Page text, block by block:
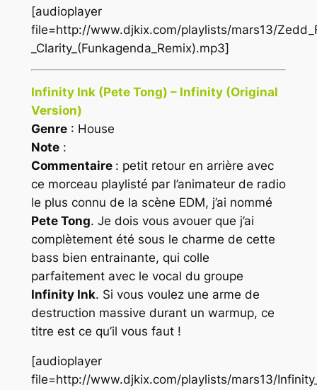
[audioplayer
file=http://www.djkix.com/playlists/mars13/
_Clarity_(Funkagenda_Remix).mp3]
Infinity Ink (Pete Tong) – Infinity (Original
Version)
Genre: House
Note:
Commentaire : petit retour en arrière avec
ce morceau playlisté par l’animateur de radio
le plus connu de la scène EDM, j’ai nommé
Pete Tong. Je dois vous avouer que j’ai
complètement été sous le charme de cette
bass bien entrainante, qui colle
parfaitement avec le vocal du groupe
Infinity Ink. Si vous voulez une arme de
destruction massive durant un warmup, ce
titre est ce qu’il vous faut !
[audioplayer
file=http://www.djkix.com/playlists/mars13/